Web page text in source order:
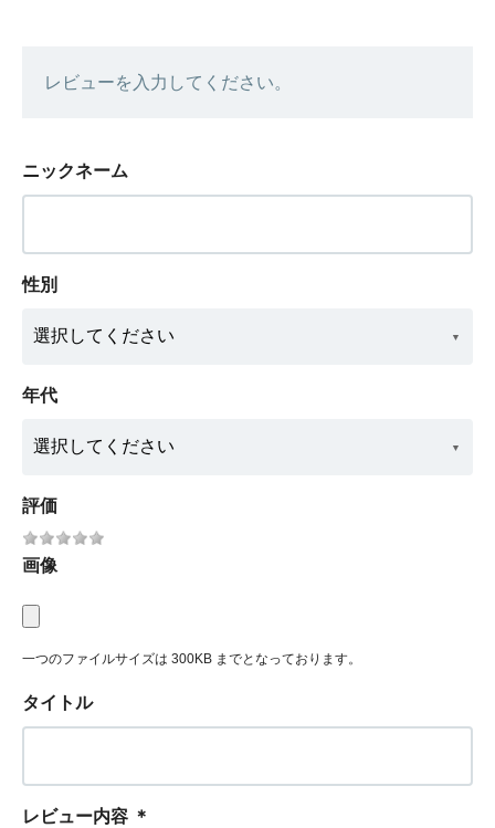
レビューを入力してください。
ニックネーム
性別
年代
評価
画像
一つのファイルサイズは 300KB までとなっております。
タイトル
レビュー内容 ＊